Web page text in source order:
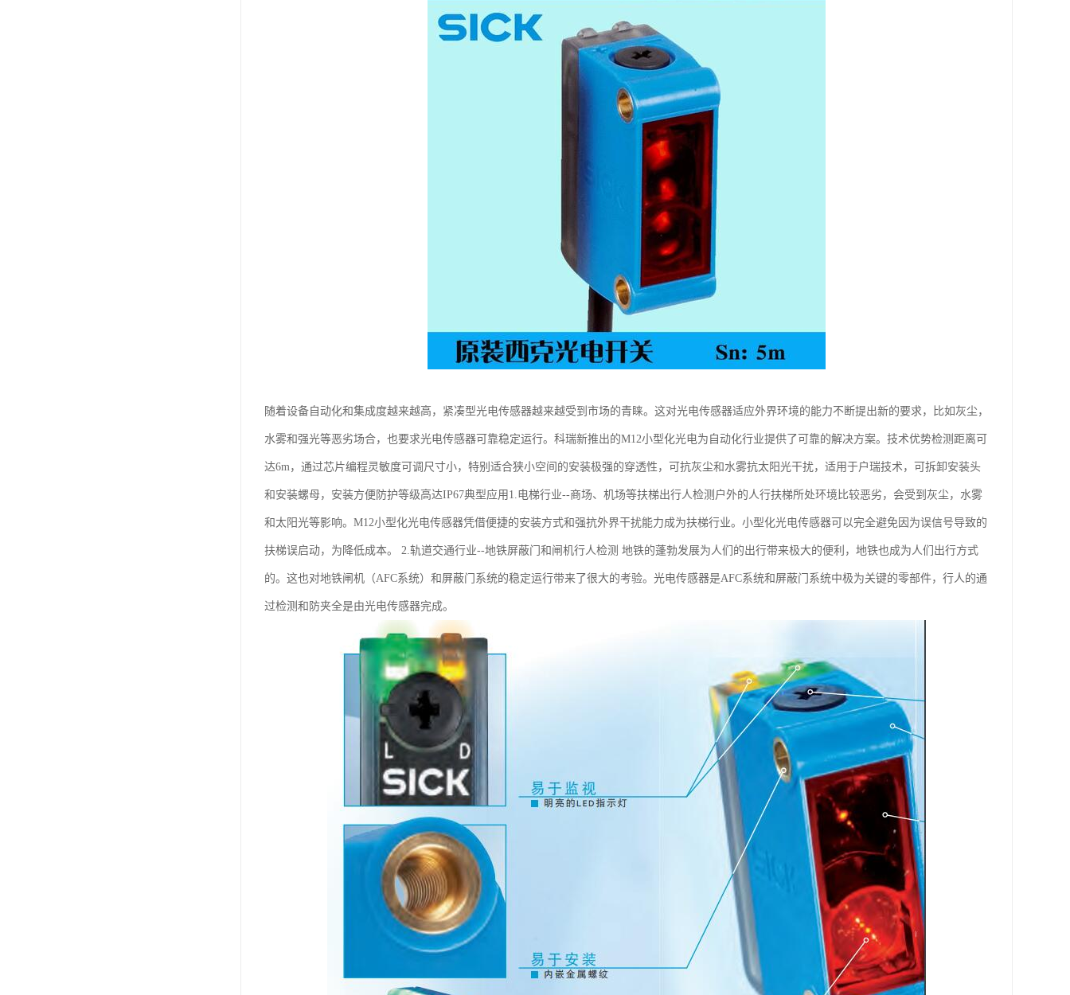
随着设备自动化和集成度越来越高，紧凑型光电传感器越来越受到市场的青睐。这对光电传感器适应外界环境的能力不断提出新的要求，比如灰尘，
水雾和强光等恶劣场合，也要求光电传感器可靠稳定运行。科瑞新推出的M12小型化光电为自动化行业提供了可靠的解决方案。技术优势检测距离可
达6m，通过芯片编程灵敏度可调尺寸小，特别适合狭小空间的安装极强的穿透性，可抗灰尘和水雾抗太阳光干扰，适用于户瑞技术，可拆卸安装头
和安装螺母，安装方便防护等级高达IP67典型应用1.电梯行业--商场、机场等扶梯出行人检测户外的人行扶梯所处环境比较恶劣，会受到灰尘，水雾
和太阳光等影响。M12小型化光电传感器凭借便捷的安装方式和强抗外界干扰能力成为扶梯行业。小型化光电传感器可以完全避免因为误信号导致的
扶梯误启动，为降低成本。 2.轨道交通行业--地铁屏蔽门和闸机行人检测 地铁的蓬勃发展为人们的出行带来极大的便利，地铁也成为人们出行方式
的。这也对地铁闸机（AFC系统）和屏蔽门系统的稳定运行带来了很大的考验。光电传感器是AFC系统和屏蔽门系统中极为关键的零部件，行人的通
过检测和防夹全是由光电传感器完成。